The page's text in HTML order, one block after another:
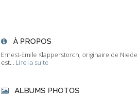
À PROPOS
Ernest-Emile Klapperstorch, originaire de
est... Lire la suite
ALBUMS PHOTOS